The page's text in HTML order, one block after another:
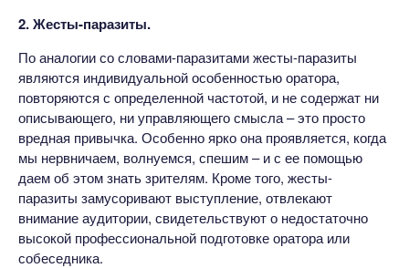
2. Жесты-паразиты.
По аналогии со словами-паразитами жесты-паразиты
являются индивидуальной особенностью оратора,
повторяются с определенной частотой, и не содержат ни
описывающего, ни управляющего смысла – это просто
вредная привычка. Особенно ярко она проявляется, когда
мы нервничаем, волнуемся, спешим – и с ее помощью
даем об этом знать зрителям. Кроме того, жесты-
паразиты замусоривают выступление, отвлекают
внимание аудитории, свидетельствуют о недостаточно
высокой профессиональной подготовке оратора или
собеседника.